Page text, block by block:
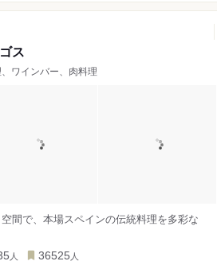
ス
ワインバー、肉料理
間で、本場スペインの伝統料理を多彩な
人 36525 人